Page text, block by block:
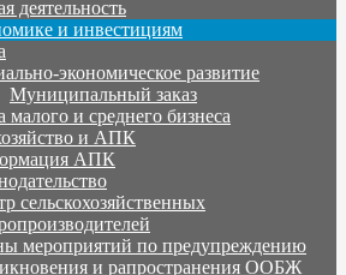
деятельность
и инвестициям
экономическое развитие
Муниципальный заказ
и среднего бизнеса
и АПК
АПК
сельскохозяйственных
мероприятий по предупреждению
и рапространения ООБЖ